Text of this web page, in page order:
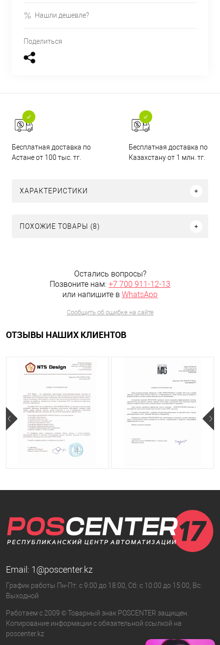
Нашли дешевле?
Поделиться
Бесплатная доставка по
Астане от 100 тыс. тг.
Бесплатная доставка по
Казахстану от 1 млн. тг.
ХАРАКТЕРИСТИКИ
ПОХОЖИЕ ТОВАРЫ (8)
Остались вопросы?
Позвоните нам: +7 700 911-12-13
или напишите в WhatsApp
Сообщить об ошибке на сайте
ОТЗЫВЫ НАШИХ КЛИЕНТОВ
Email: 1@poscenter.kz
График работы Пн-Пт: с 9:00 до 18:00, Сб: с 10:00 до 15:00, Вс:
Выходной
Работаем с 2009 © Товарный знак POSCENTER защищен.
Копирование информации с обязательной ссылкой на
poscenter.kz